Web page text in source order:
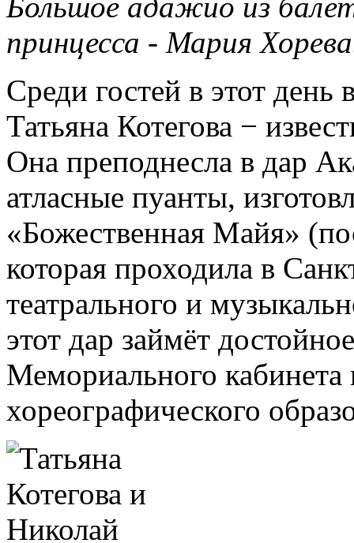
принцесса - Мария
Среди гостей в этот
Татьяна Котегова −
Она преподнесла в дар
атласные пуанты,
«Божественная Майя»
которая проходила в
театрального и
этот дар займёт
Мемориального кабинета
хореографического